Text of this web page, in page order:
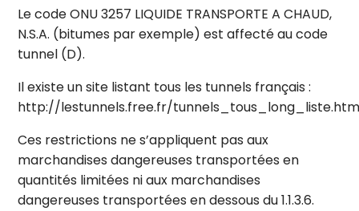
Le code ONU 3257 LIQUIDE TRANSPORTE A CHAUD,
N.S.A. (bitumes par exemple) est affecté au code
tunnel (D).
Il existe un site listant tous les tunnels français :
http://lestunnels.free.fr/
Ces restrictions ne s’appliquent pas aux
marchandises dangereuses transportées en
quantités limitées ni aux marchandises
dangereuses transportées en dessous du 1.1.3.6.